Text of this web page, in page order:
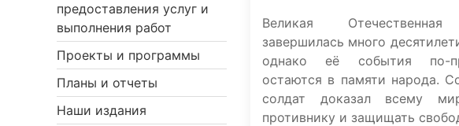
предоставления услуг и
выполнения работ
Проекты и программы
Планы и отчеты
Наши издания
Великая
завершилась много
однако её события по-
остаются в памяти народа.
солдат доказал всему
противнику и защищать